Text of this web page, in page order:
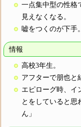
一点集中型の性格
見えなくなる。
嘘をつくのが下手。
情報
高校3年生。
アフターで朋也と
エピローグ時、イ
とをしていると思
ん」